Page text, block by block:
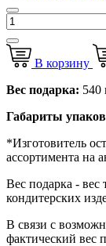
В корзину
Вес подарка: 540
Габариты
*Изготовитель
ассортимента на
Вес подарка - вес
кондитерских
В связи с
фактический вес